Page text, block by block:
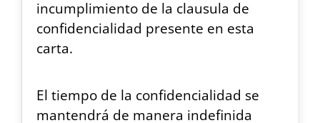
incumplimiento de la clausula de
confidencialidad presente en esta
carta.
El tiempo de la confidencialidad se
mantendrá de manera indefinida